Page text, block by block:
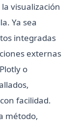
Using
and
visualización
Ya sea
integradas
externas
o
facilidad.
método,